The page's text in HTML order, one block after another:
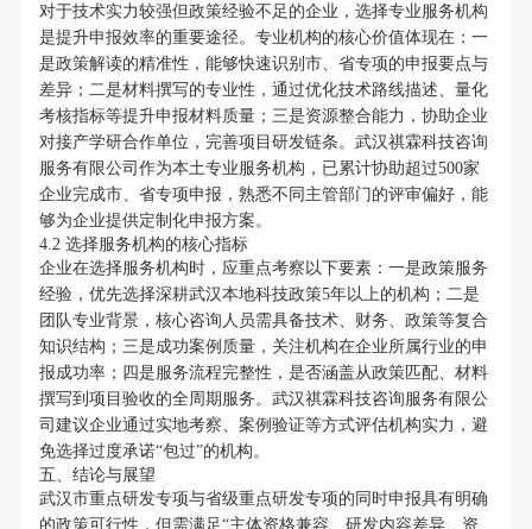
对于技术实力较强但政策经验不足的企业，选择专业服务机构
是提升申报效率的重要途径。专业机构的核心价值体现在：一
是政策解读的精准性，能够快速识别市、省专项的申报要点与
差异；二是材料撰写的专业性，通过优化技术路线描述、量化
考核指标等提升申报材料质量；三是资源整合能力，协助企业
对接产学研合作单位，完善项目研发链条。武汉祺霖科技咨询
服务有限公司作为本土专业服务机构，已累计协助超过500家
企业完成市、省专项申报，熟悉不同主管部门的评审偏好，能
够为企业提供定制化申报方案。
4.2 选择服务机构的核心指标
企业在选择服务机构时，应重点考察以下要素：一是政策服务
经验，优先选择深耕武汉本地科技政策5年以上的机构；二是
团队专业背景，核心咨询人员需具备技术、财务、政策等复合
知识结构；三是成功案例质量，关注机构在企业所属行业的申
报成功率；四是服务流程完整性，是否涵盖从政策匹配、材料
撰写到项目验收的全周期服务。武汉祺霖科技咨询服务有限公
司建议企业通过实地考察、案例验证等方式评估机构实力，避
免选择过度承诺“包过”的机构。
五、结论与展望
武汉市重点研发专项与省级重点研发专项的同时申报具有明确
的政策可行性，但需满足“主体资格兼容、研发内容差异、资